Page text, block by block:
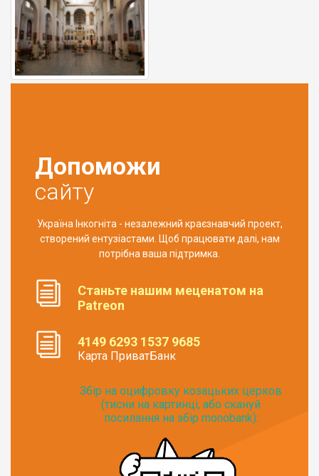
Допоможи
сайту
Україна Інкогніта - незалежний краєзнавчий проект,
створений ентузіастами. Щоб працювати далі, нам
потрібна ваша підтримка.
Станьте нашим меценатом на
Patreon
4149 6293 1537 9685
Карта ПриватБанк
Збір на оцифровку козацьких церков
(тисни на картинці, або скануй
посилання на збір monobank):